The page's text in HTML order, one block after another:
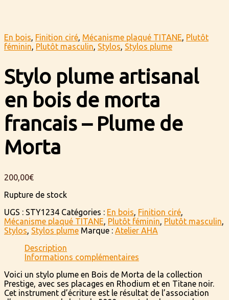
En bois, Finition ciré, Mécanisme plaqué TITANE, Plutôt
féminin, Plutôt masculin, Stylos, Stylos plume
Stylo plume artisanal
en bois de morta
francais – Plume de
Morta
200,00€
Rupture de stock
UGS : STY1234 Catégories : En bois Finition ciré
Mécanisme plaqué TITANE Plutôt féminin Plutôt masculin
Stylos Stylos plume Marque : Atelier AHA
Description
Informations complémentaires
Voici un stylo plume en Bois de Morta de la collection
Prestige, avec ses placages en Rhodium et en Titane noir.
Cet instrument d’écriture est le résultat de l’association